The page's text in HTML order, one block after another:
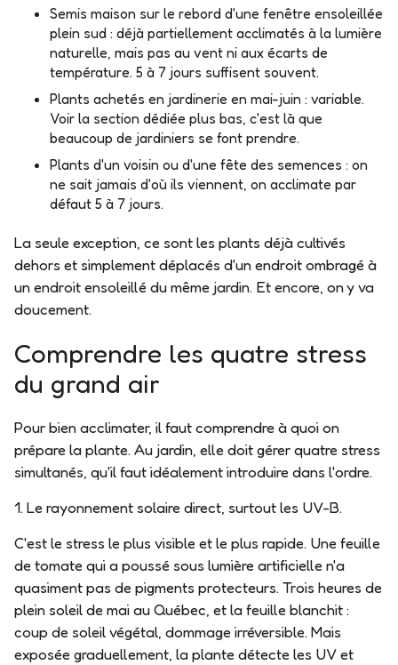
Semis maison sur le rebord d'une fenêtre ensoleillée
plein sud : déjà partiellement acclimatés à la lumière
naturelle, mais pas au vent ni aux écarts de
température. 5 à 7 jours suffisent souvent.
Plants achetés en jardinerie en mai-juin : variable.
Voir la section dédiée plus bas, c'est là que
beaucoup de jardiniers se font prendre.
Plants d'un voisin ou d'une fête des semences : on
ne sait jamais d'où ils viennent, on acclimate par
défaut 5 à 7 jours.
La seule exception, ce sont les plants déjà cultivés
dehors et simplement déplacés d'un endroit ombragé à
un endroit ensoleillé du même jardin. Et encore, on y va
doucement.
Comprendre les quatre stress
du grand air
Pour bien acclimater, il faut comprendre à quoi on
prépare la plante. Au jardin, elle doit gérer quatre stress
simultanés, qu'il faut idéalement introduire dans l'ordre.
1. Le rayonnement solaire direct, surtout les UV-B.
C'est le stress le plus visible et le plus rapide. Une feuille
de tomate qui a poussé sous lumière artificielle n'a
quasiment pas de pigments protecteurs. Trois heures de
plein soleil de mai au Québec, et la feuille blanchit :
coup de soleil végétal, dommage irréversible. Mais
exposée graduellement, la plante détecte les UV et